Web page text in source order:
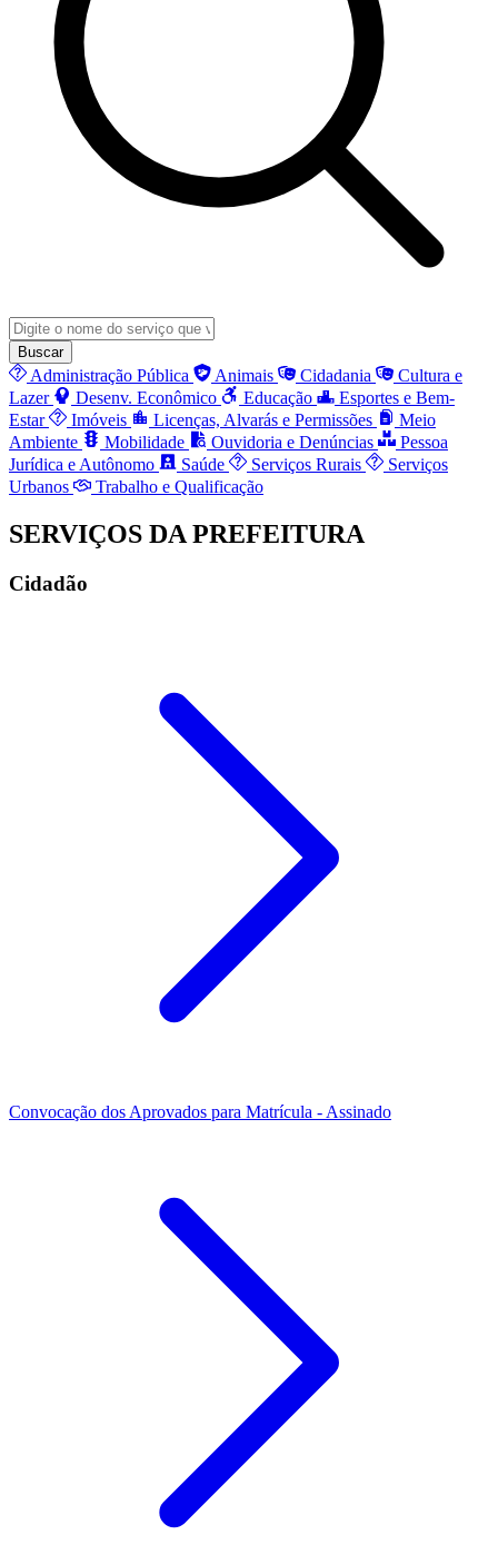
Buscar
Administração Pública Animais Cidadania
Cultura e
Lazer
Desenv. Econômico Educação
Esportes e Bem-
Estar
Imóveis Licenças, Alvarás e Permissões
Meio
Ambiente
Mobilidade Ouvidoria e Denúncias
Pessoa
Jurídica e Autônomo
Saúde Serviços Rurais
Serviços
Urbanos
Trabalho e Qualificação
SERVIÇOS DA PREFEITURA
Cidadão
Convocação dos Aprovados para Matrícula - Assinado